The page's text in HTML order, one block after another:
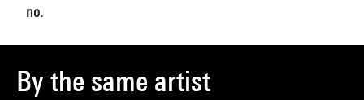
no.
By the same artist